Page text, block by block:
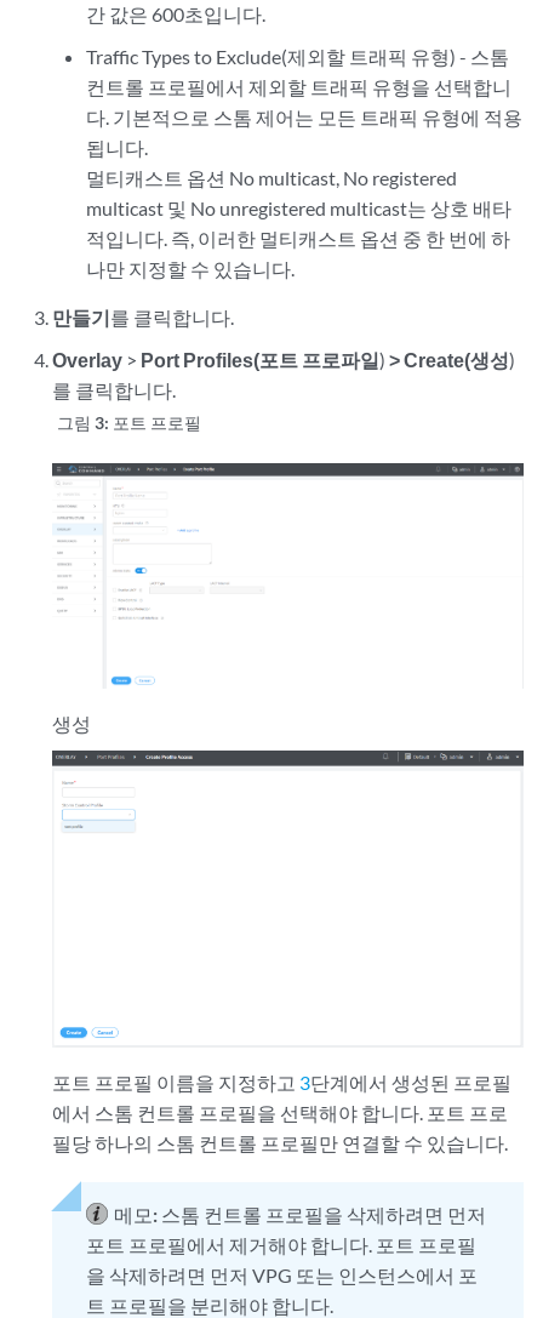
간 값은 600초입니다.
Traffic Types to Exclude(제외할 트래픽 유형) - 스톰
컨트롤 프로필에서 제외할 트래픽 유형을 선택합니
다. 기본적으로 스톰 제어는 모든 트래픽 유형에 적용
됩니다.
멀티캐스트 옵션 No multicast, No registered
multicast 및 No unregistered multicast는 상호 배타
적입니다. 즉, 이러한 멀티캐스트 옵션 중 한 번에 하
나만 지정할 수 있습니다.
만들기를 클릭합니다.
Overlay > Port Profiles(포트 프로파일)> Create(생성)
를 클릭합니다.
그림 3: 포트 프로필
생성
포트 프로필 이름을 지정하고 3단계에서 생성된 프로필
에서 스톰 컨트롤 프로필을 선택해야 합니다. 포트 프로
필당 하나의 스톰 컨트롤 프로필만 연결할 수 있습니다.
메모: 스톰 컨트롤 프로필을 삭제하려면 먼저
포트 프로필에서 제거해야 합니다. 포트 프로필
을 삭제하려면 먼저 VPG 또는 인스턴스에서 포
트 프로필을 분리해야 합니다.